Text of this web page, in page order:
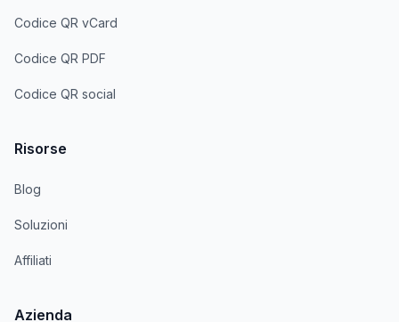
Codice QR vCard
Codice QR PDF
Codice QR social
Risorse
Blog
Soluzioni
Affiliati
Azienda